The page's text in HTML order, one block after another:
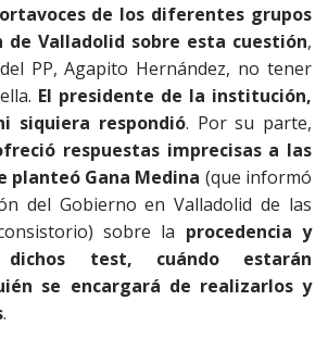
de los diferentes grupos
de Valladolid sobre esta cuestión,
PP, Agapito Hernández, no tener
El presidente de la institución,
siquiera respondió. Por su parte,
respuestas imprecisas a las
planteó Gana Medina (que informó
del Gobierno en Valladolid de las
sobre la procedencia y
test, cuándo estarán
se encargará de realizarlos y
.